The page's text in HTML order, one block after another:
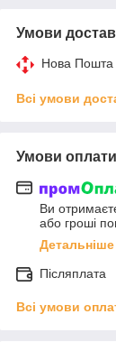
Умови
Нова Пошта
Всі умови
Умови оплати
Ви
або гроші
Детальніше
Післяплата
Всі умови